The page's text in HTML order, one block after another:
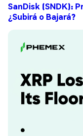
SanDisk (SNDK):
¿Subirá o Bajará?